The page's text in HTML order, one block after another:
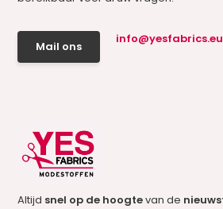
Mail ons
info@yesfabrics.eu
Altijd snel op de hoogtevan de